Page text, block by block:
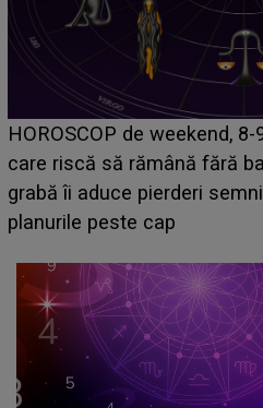
Emanuel a ținut ACEST
acum! În fața Alexandrei,
face o MĂRTURISIRE
sa: "I-am spus și ei în față,